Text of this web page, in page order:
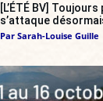
[L’ÉTÉ BV]
s’attaque
Par Sarah-Louise Guille